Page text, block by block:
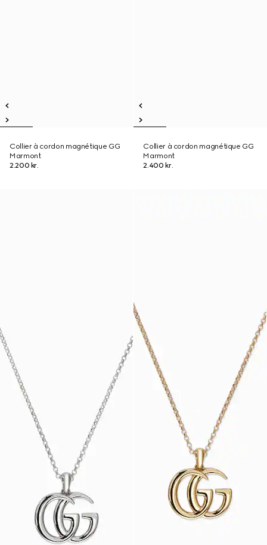
Collier à cordon magnétique GG
Marmont
2.200 kr.
Collier à cordon magnétique GG
Marmont
2.400 kr.